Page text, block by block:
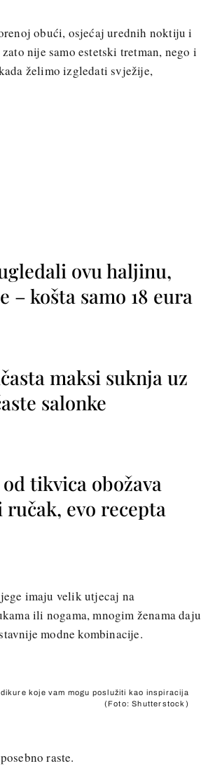
obući, osjećaj urednih noktiju i
zato nije samo estetski tretman, nego i
želimo izgledati svježije,
ovu haljinu,
košta samo 18 eura
maksi suknja uz
salonke
tikvica obožava
evo recepta
imaju velik utjecaj na
ili nogama, mnogim ženama daju
modne kombinacije.
koje vam mogu poslužiti kao inspiracija
(Foto: Shutterstock)
raste.